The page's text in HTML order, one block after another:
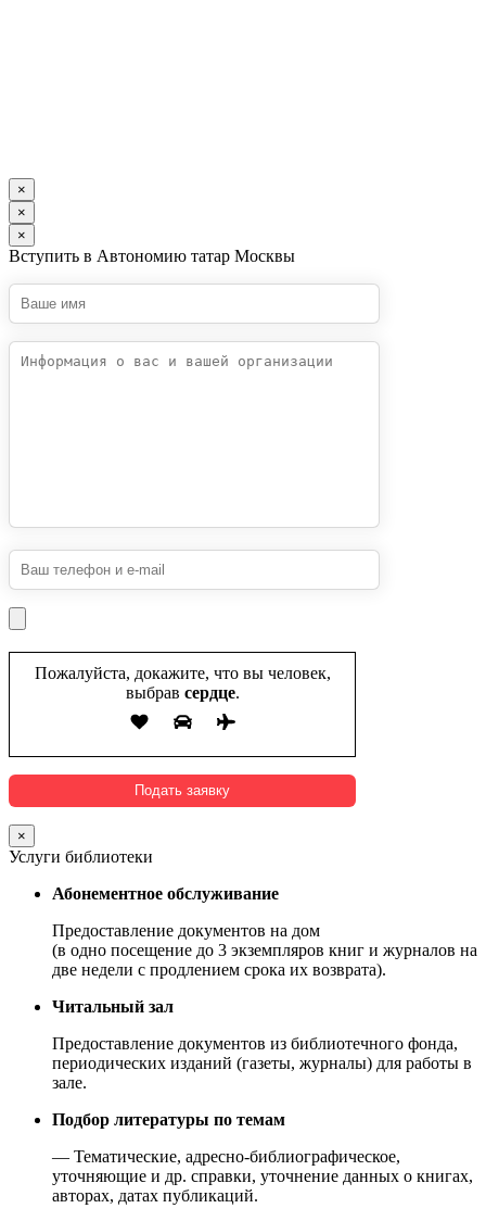
×
×
×
Вступить в Автономию татар Москвы
Пожалуйста, докажите, что вы человек,
выбрав сердце.
×
Услуги библиотеки
Абонементное обслуживание
Предоставление документов на дом
(в одно посещение до 3 экземпляров книг и журналов на
две недели с продлением срока их возврата).
Читальный зал
Предоставление документов из библиотечного фонда,
периодических изданий (газеты, журналы) для работы в
зале.
Подбор литературы по темам
— Тематические, адресно-библиографическое,
уточняющие и др. справки, уточнение данных о книгах,
авторах, датах публикаций.